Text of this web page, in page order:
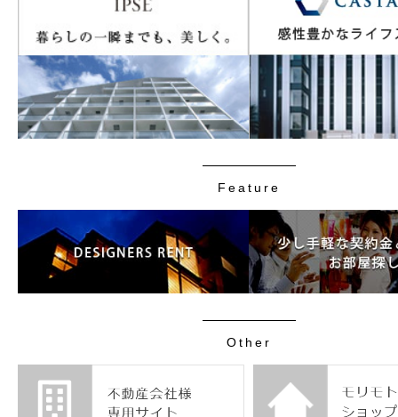
Feature
Other